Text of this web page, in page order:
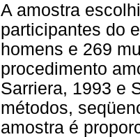
A amostra
participantes do
homens e 269
procedimento
Sarriera, 1993 e
métodos,
amostra é